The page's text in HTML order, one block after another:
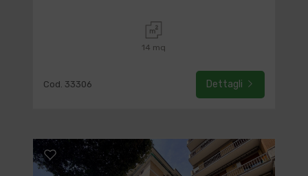
14 mq
Cod. 33306 Dettagli